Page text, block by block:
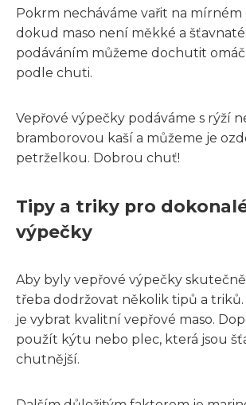
Pokrm necháváme vařit na mírném
dokud maso není měkké a
podáváním můžeme dochutit
podle chuti.
Vepřové výpečky podáváme s rýží
bramborovou kaší a můžeme je
petrželkou. Dobrou chuť!
Tipy a triky pro
výpečky
Aby byly vepřové výpečky
třeba dodržovat několik tipů a triků.
je vybrat kvalitní vepřové maso.
použít kýtu nebo plec, která jsou
chutnější.